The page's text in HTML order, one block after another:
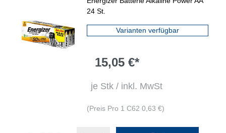
24 St.
Varianten verfügbar
15,05 €*
je Stk / inkl. MwSt
(Preis Pro 1 C62 0,63 €)